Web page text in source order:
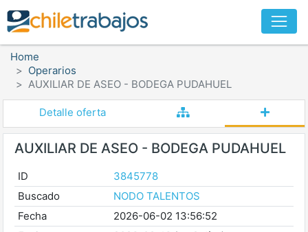
Home
Operarios
AUXILIAR DE ASEO - BODEGA PUDAHUEL
Detalle oferta
AUXILIAR DE ASEO - BODEGA PUDAHUEL
ID
3845778
Buscado
NODO TALENTOS
Fecha
2026-06-02 13:56:52